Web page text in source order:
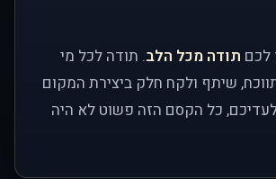
לכם תודה מכל הלב. תודה לכל מי
שיתף ולקח חלק ביצירת המקום
כל הקסם הזה פשוט לא היה